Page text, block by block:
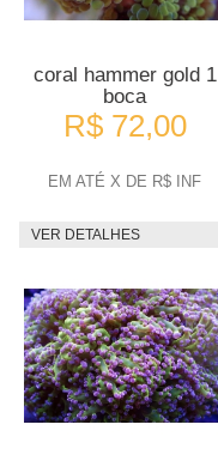
coral hammer gold 1
boca
R$ 72,00
EM ATÉ X DE R$ INF
VER DETALHES